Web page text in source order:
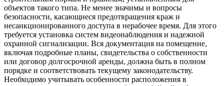
объектов такого типа. Не менее значимы и вопросы
безопасности, касающиеся предотвращения краж и
несанкционированного доступа в нерабочее время. Для этого
требуется установка систем видеонаблюдения и надежной
охранной сигнализации. Вся документация на помещение,
включая подробные планы, свидетельства о собственности
или договор долгосрочной аренды, должна быть в полном
порядке и соответствовать текущему законодательству.
Необходимо учитывать особенности расположения в